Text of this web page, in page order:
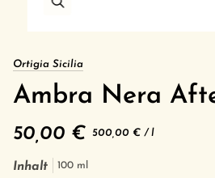
Ortigia Sicilia
Ambra Nera
50,00 € Grundpreis
500,00 € /pro
l
Inhalt 100 ml